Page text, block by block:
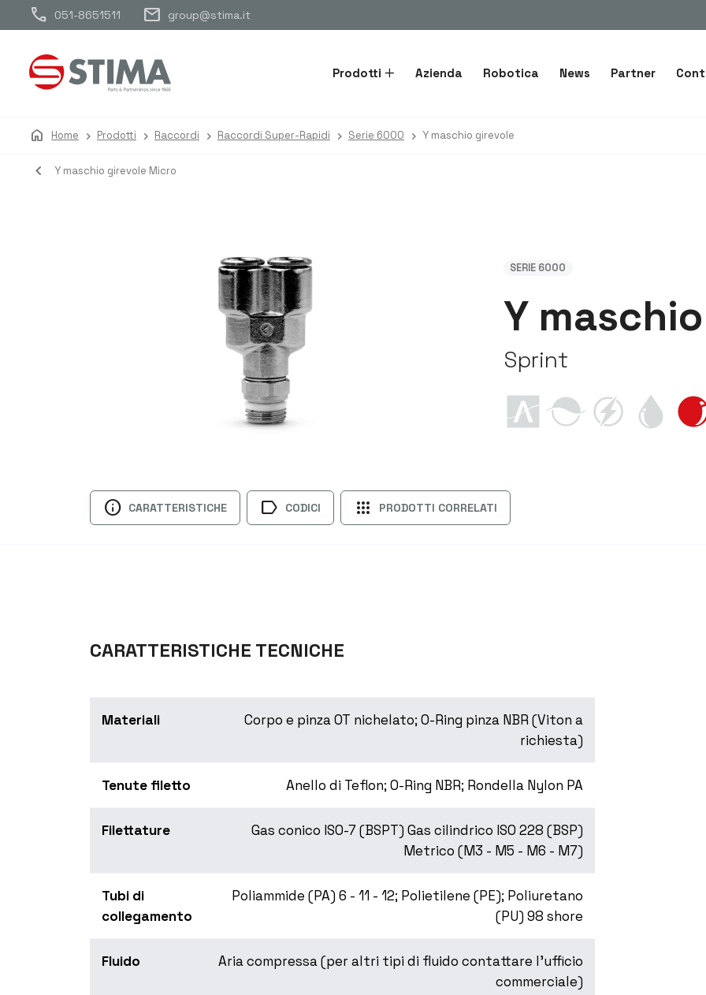
call 051-8651511 mail group@stima.it
Prodotti Azienda Robotica News Partner
home Home Prodotti Raccordi Raccordi Super-Rapidi Serie 6000 Y maschio girevole
navigate_before Y maschio girevole Micro
SERIE 6000
Y
Sprint
info CARATTERISTICHE label CODICI apps PRODOTTI CORRELATI
CARATTERISTICHE TECNICHE
Materiali
Corpo e pinza OT nichelato; O-Ring pinza NBR (Viton a
richiesta)
Tenute filetto Anello di Teflon; O-Ring NBR; Rondella Nylon PA
Filettature
Gas conico ISO-7 (BSPT) Gas cilindrico ISO 228 (BSP)
Metrico (M3 - M5 - M6 - M7)
Tubi di
collegamento
Poliammide (PA) 6 - 11 - 12; Polietilene (PE); Poliuretano
(PU) 98 shore
Fluido
Aria compressa (per altri tipi di fluido contattare l’ufficio
commerciale)